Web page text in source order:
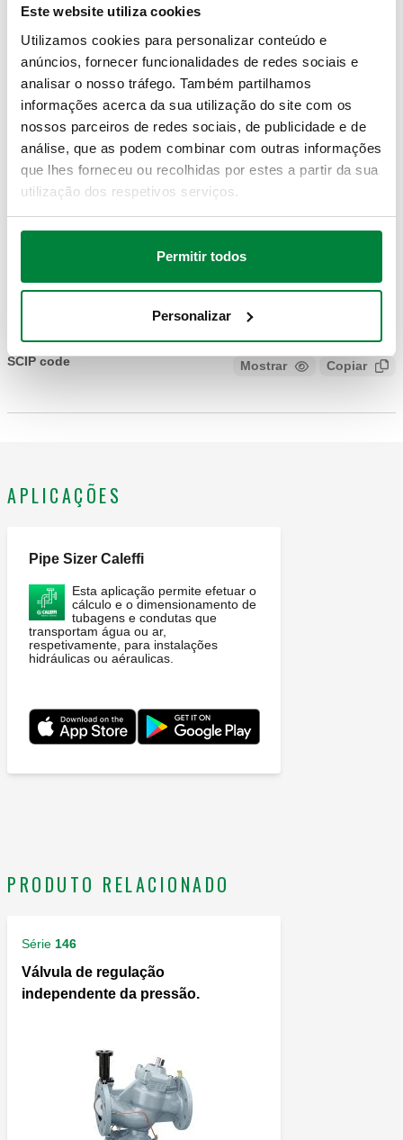
Este website utiliza cookies
Utilizamos cookies para personalizar conteúdo e
anúncios, fornecer funcionalidades de redes sociais e
analisar o nosso tráfego. Também partilhamos
informações acerca da sua utilização do site com os
nossos parceiros de redes sociais, de publicidade e de
análise, que as podem combinar com outras informações
que lhes forneceu ou recolhidas por estes a partir da sua
utilização dos respetivos serviços.
Permitir todos
Personalizar
artigo
Utilização
146025
146060, 146080, 146100,
146120, 146150
24 V AC/DC
Modelos 3D
Texto de proposta Mostrar Copiar
CALEFFI, 146025. Atuador rotativo proporcional para válvula
de regulação série 146. Override manual. Campo de
SCIP code Mostrar Copiar
APLICAÇÕES
Pipe Sizer Caleffi
Esta aplicação permite efetuar o
cálculo e o dimensionamento de
tubagens e condutas que
transportam água ou ar,
respetivamente, para instalações
hidráulicas ou aéraulicas.
PRODUTO RELACIONADO
Série 146
Válvula de regulação
independente da pressão.